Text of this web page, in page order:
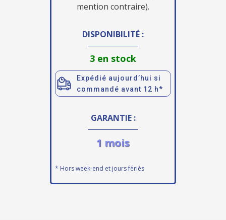
mention contraire).
DISPONIBILITÉ :
3 en stock
Expédié aujourd’hui si
commandé avant 12 h*
GARANTIE :
1 mois
* Hors week-end et jours fériés